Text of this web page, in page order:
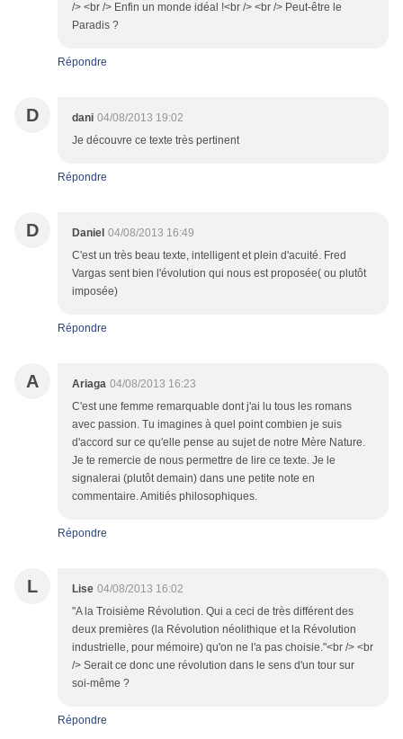
/> <br /> Enfin un monde idéal !<br /> <br /> Peut-être le
Paradis ?
Répondre
D dani 04/08/2013 19:02
Je découvre ce texte très pertinent
Répondre
D Daniel 04/08/2013 16:49
C'est un très beau texte, intelligent et plein d'acuité. Fred
Vargas sent bien l'évolution qui nous est proposée( ou plutôt
imposée)
Répondre
A Ariaga 04/08/2013 16:23
C'est une femme remarquable dont j'ai lu tous les romans
avec passion. Tu imagines à quel point combien je suis
d'accord sur ce qu'elle pense au sujet de notre Mère Nature.
Je te remercie de nous permettre de lire ce texte. Je le
signalerai (plutôt demain) dans une petite note en
commentaire. Amitiés philosophiques.
Répondre
L Lise 04/08/2013 16:02
"A la Troisième Révolution. Qui a ceci de très différent des
deux premières (la Révolution néolithique et la Révolution
industrielle, pour mémoire) qu'on ne l'a pas choisie."<br /> <br
/> Serait ce donc une révolution dans le sens d'un tour sur
soi-même ?
Répondre